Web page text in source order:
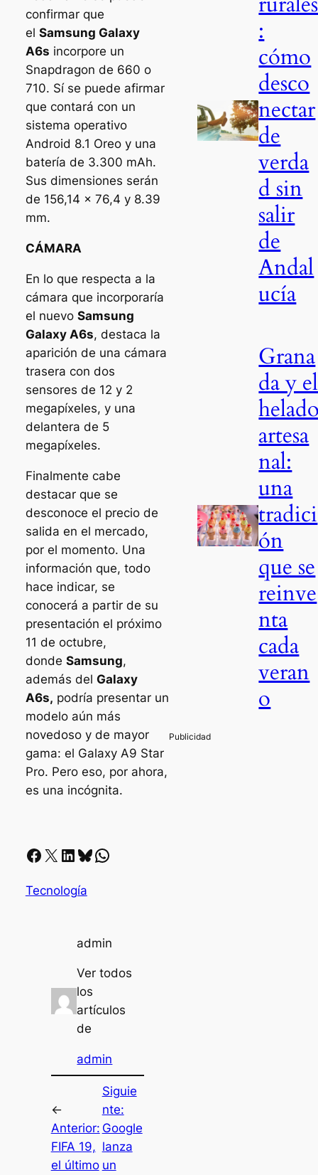
confirmar que
el Samsung Galaxy
A6s incorpore un
Snapdragon de 660 o
710. Sí se puede afirmar
que contará con un
sistema operativo
Android 8.1 Oreo y una
batería de 3.300 mAh.
Sus dimensiones serán
de 156,14 x 76,4 y 8.39
mm.
CÁMARA
En lo que respecta a la
cámara que incorporaría
el nuevo Samsung
Galaxy A6s, destaca la
aparición de una cámara
trasera con dos
sensores de 12 y 2
megapíxeles, y una
delantera de 5
megapíxeles.
Finalmente cabe
destacar que se
desconoce el precio de
salida en el mercado,
por el momento. Una
información que, todo
hace indicar, se
conocerá a partir de su
presentación el próximo
11 de octubre,
donde Samsung,
además del Galaxy
A6s, podría presentar un
modelo aún más
novedoso y de mayor
gama: el Galaxy A9 Star
Pro. Pero eso, por ahora,
es una incógnita.
Facebook X LinkedIn Bluesky Whatsapp
Tecnología
admin
Ver todos
los
artículos
de
admin
←
Anterior:
FIFA 19,
el último
Siguie
nte:
Google
lanza
un
:
cómo
desco
nectar
de
verda
d sin
salir
de
Andal
ucía
Grana
da y el
artesa
nal:
una
tradici
ón
que se
reinve
nta
cada
veran
o